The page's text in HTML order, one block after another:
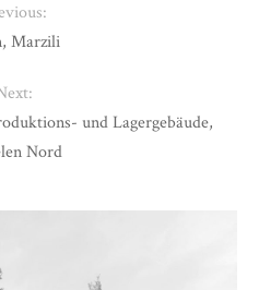
Marzili
und Lagergebäude,
Nord